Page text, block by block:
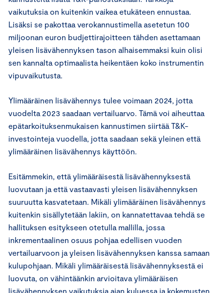
vaikutuksia on kuitenkin vaikea etukäteen ennustaa.
Lisäksi se pakottaa verokannustimella asetetun 100
miljoonan euron budjettirajoitteen tähden asettamaan
yleisen lisävähennyksen tason alhaisemmaksi kuin olisi
sen kannalta optimaalista heikentäen koko instrumentin
vipuvaikutusta.
Ylimääräinen lisävähennys tulee voimaan 2024, jotta
vuodelta 2023 saadaan vertailuarvo. Tämä voi aiheuttaa
epätarkoituksenmukaisen kannustimen siirtää T&K-
investointeja vuodella, jotta saadaan sekä yleinen että
ylimääräinen lisävähennys käyttöön.
Esitämmekin, että ylimääräisestä lisävähennyksestä
luovutaan ja että vastaavasti yleisen lisävähennyksen
suuruutta kasvatetaan. Mikäli ylimääräinen lisävähennys
kuitenkin sisällytetään lakiin, on kannatettavaa tehdä se
hallituksen esitykseen otetulla mallilla, jossa
inkrementaalinen osuus pohjaa edellisen vuoden
vertailuarvoon ja yleisen lisävähennyksen kanssa samaan
kulupohjaan. Mikäli ylimääräisestä lisävähennyksestä ei
luovuta, on vähintäänkin arvioitava ylimääräisen
lisävähennyksen vaikutuksia ajan kuluessa ja kokemusten